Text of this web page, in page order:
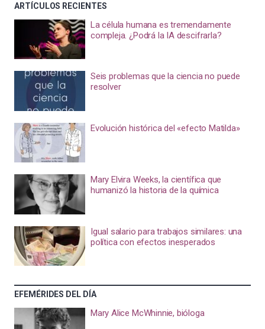
ARTÍCULOS RECIENTES
La célula humana es tremendamente
compleja. ¿Podrá la IA descifrarla?
Seis problemas que la ciencia no puede
resolver
Evolución histórica del «efecto Matilda»
Mary Elvira Weeks, la científica que
humanizó la historia de la química
Igual salario para trabajos similares: una
política con efectos inesperados
EFEMÉRIDES DEL DÍA
Mary Alice McWhinnie, bióloga